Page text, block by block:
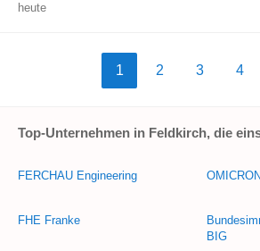
heute
1 2 3 4
Top-Unternehmen in Feldkirch, die
FERCHAU Engineering
FHE Franke
BIG